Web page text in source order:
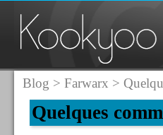
Blog > Farwarx >
Quelques